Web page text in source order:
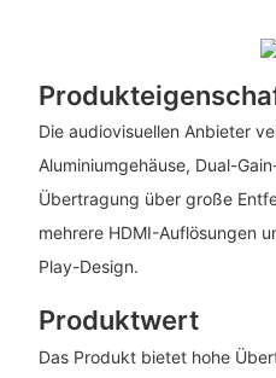
Die audiovisuellen Anbieter
Aluminiumgehäuse, Dual-
Übertragung über große
mehrere HDMI-Auflösungen
Play-Design.
Produktwert
Das Produkt bietet hohe